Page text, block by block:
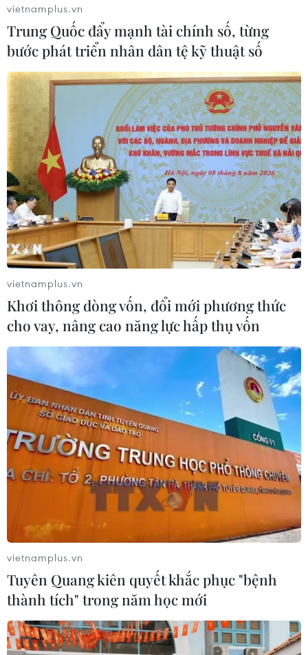
TIN CÙNG CHUYÊN MỤC
Thành phố Hồ Chí Minh bắn pháo
hoa tại 7 điểm chào mừng 81 năm
Quốc khánh
10/08/2026 12:00
FAHASA 50 năm: Hành trình
vietnamplus.vn
Trung Quốc đẩy mạnh tài chính số, từng
bước phát triển nhân dân tệ kỹ thuật số
vietnamplus.vn
Khơi thông dòng vốn, đổi mới phương thức
cho vay, nâng cao năng lực hấp thụ vốn
vietnamplus.vn
Tuyên Quang kiên quyết khắc phục "bệnh
thành tích" trong năm học mới